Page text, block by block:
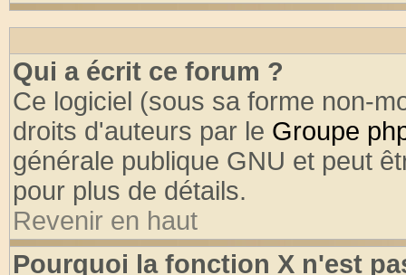
Qui a écrit ce forum ?
Ce logiciel (sous sa forme non-
droits d'auteurs par le Groupe
générale publique GNU et peut
pour plus de détails.
Revenir en haut
Pourquoi la fonction X n'est